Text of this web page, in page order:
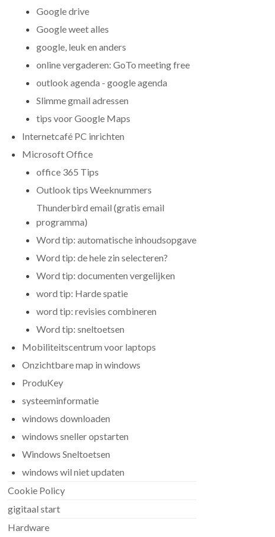
Google drive
Google weet alles
google, leuk en anders
online vergaderen: GoTo meeting free
outlook agenda - google agenda
Slimme gmail adressen
tips voor Google Maps
Internetcafé PC inrichten
Microsoft Office
office 365 Tips
Outlook tips Weeknummers
Thunderbird email (gratis email
programma)
Word tip: automatische inhoudsopgave
Word tip: de hele zin selecteren?
Word tip: documenten vergelijken
word tip: Harde spatie
word tip: revisies combineren
Word tip: sneltoetsen
Mobiliteitscentrum voor laptops
Onzichtbare map in windows
ProduKey
systeeminformatie
windows downloaden
windows sneller opstarten
Windows Sneltoetsen
windows wil niet updaten
Cookie Policy
gigitaal start
Hardware